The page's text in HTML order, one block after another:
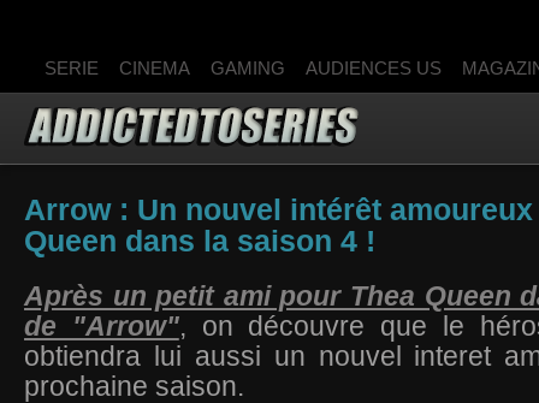
SERIE CINEMA GAMING AUDIENCES US
Arrow : Un nouvel intérêt
Queen dans la saison 4 !
Après un petit ami pour Thea Queen
de "Arrow", on découvre que le
obtiendra lui aussi un nouvel interet
prochaine saison.